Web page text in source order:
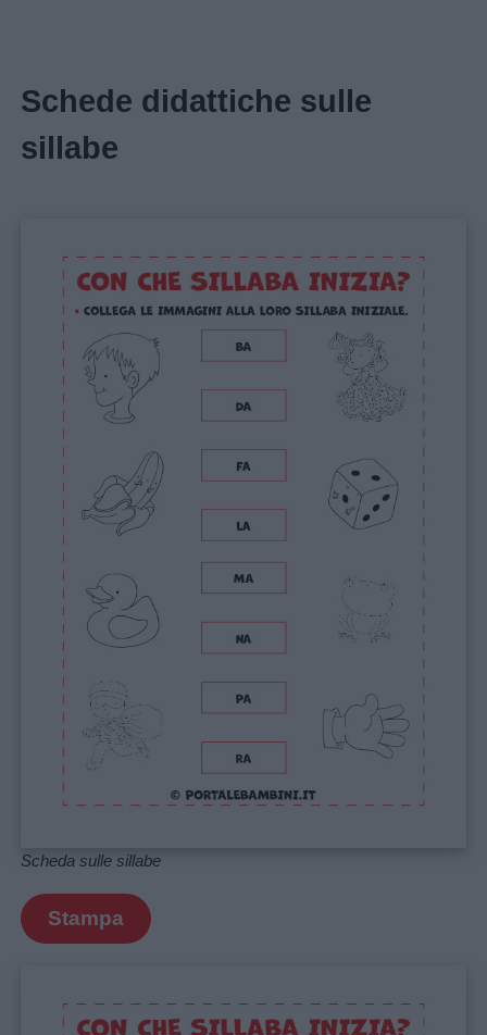
Home
Schede didattiche sulle
sillabe
Scheda sulle sillabe
Stampa